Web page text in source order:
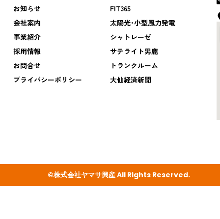
お知らせ
会社案内
事業紹介
採用情報
お問合せ
プライバシーポリシー
FIT365
太陽光･小型風力発電
シャトレーゼ
サテライト男鹿
トランクルーム
大仙経済新聞
©株式会社ヤマサ興産 All Rights Reserved.